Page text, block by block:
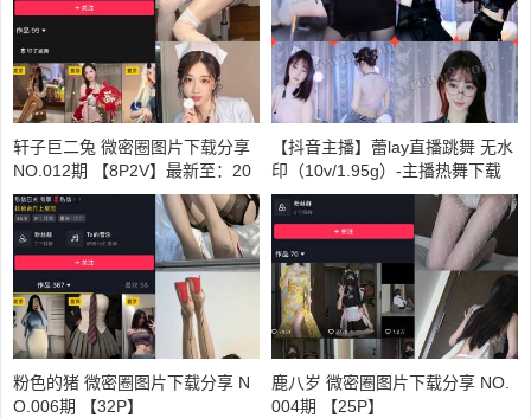
轩子巨二兔 微密圈图片下载分享
NO.012期 【8P2V】最新至：20
23.11.14
【抖音主播】蕾lay直播跳舞 无水
印（10v/1.95g）-主播热舞下载
粉色的猪 微密圈图片下载分享 N
O.006期 【32P】
鹿八岁 微密圈图片下载分享 NO.
004期 【25P】